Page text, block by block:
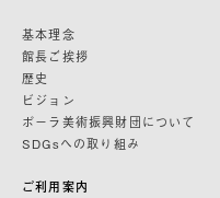
基本理念
館長ご挨拶
歴史
ビジョン
ポーラ美術振興財団について
SDGsへの取り組み
ご利用案内